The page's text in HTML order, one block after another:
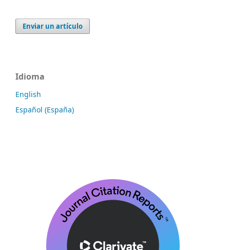
Enviar un artículo
Idioma
English
Español (España)